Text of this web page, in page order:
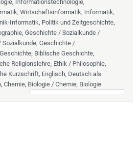
Informationstechnologie,
Wirtschaftsinformatik, Informatik,
Informatik, Politik und Zeitgeschichte,
Geschichte / Sozialkunde /
Sozialkunde, Geschichte /
Biblische Geschichte,
Religionslehre, Ethik / Philosophie,
Kurzschrift, Englisch, Deutsch als
Chemie, Biologie / Chemie, Biologie